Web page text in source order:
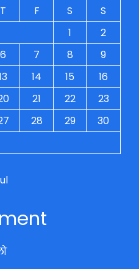
T F S
S
1
2
6 7 8
9
14 15
16
21 22
23
28 29
30